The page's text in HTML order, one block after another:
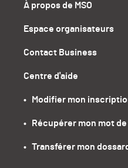
À propos de MSO
Espace organisateurs
Contact Business
Centre d'aide
•   Modifier mon
•   Récupérer mon mot
•   Transférer mon dossard